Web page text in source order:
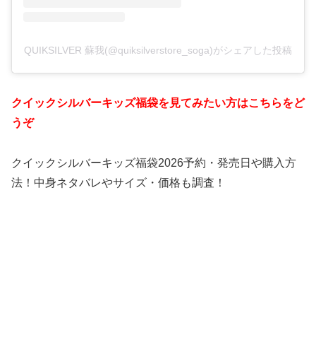
QUIKSILVER 蘇我(@quiksilverstore_soga)がシェアした投稿
クイックシルバーキッズ福袋を見てみたい方はこちらをど
うぞ
クイックシルバーキッズ福袋2026予約・発売日や購入方
法！中身ネタバレやサイズ・価格も調査！